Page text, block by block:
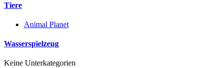
Tiere
Animal Planet
Wasserspielzeug
Keine Unterkategorien